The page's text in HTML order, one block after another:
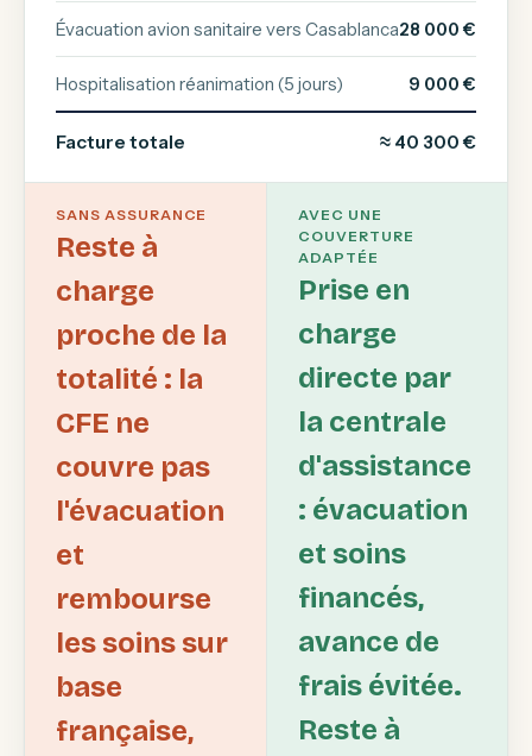
Évacuation avion sanitaire vers Casablanca28 000 €
Hospitalisation réanimation (5 jours) 9 000 €
Facture totale ≈ 40 300 €
SANS ASSURANCE
Reste à
charge
proche de la
totalité : la
CFE ne
couvre pas
l'évacuation
et
rembourse
les soins sur
base
française,
AVEC UNE
COUVERTURE
ADAPTÉE
Prise en
charge
directe par
la centrale
d'assistance
: évacuation
et soins
financés,
avance de
frais évitée.
Reste à